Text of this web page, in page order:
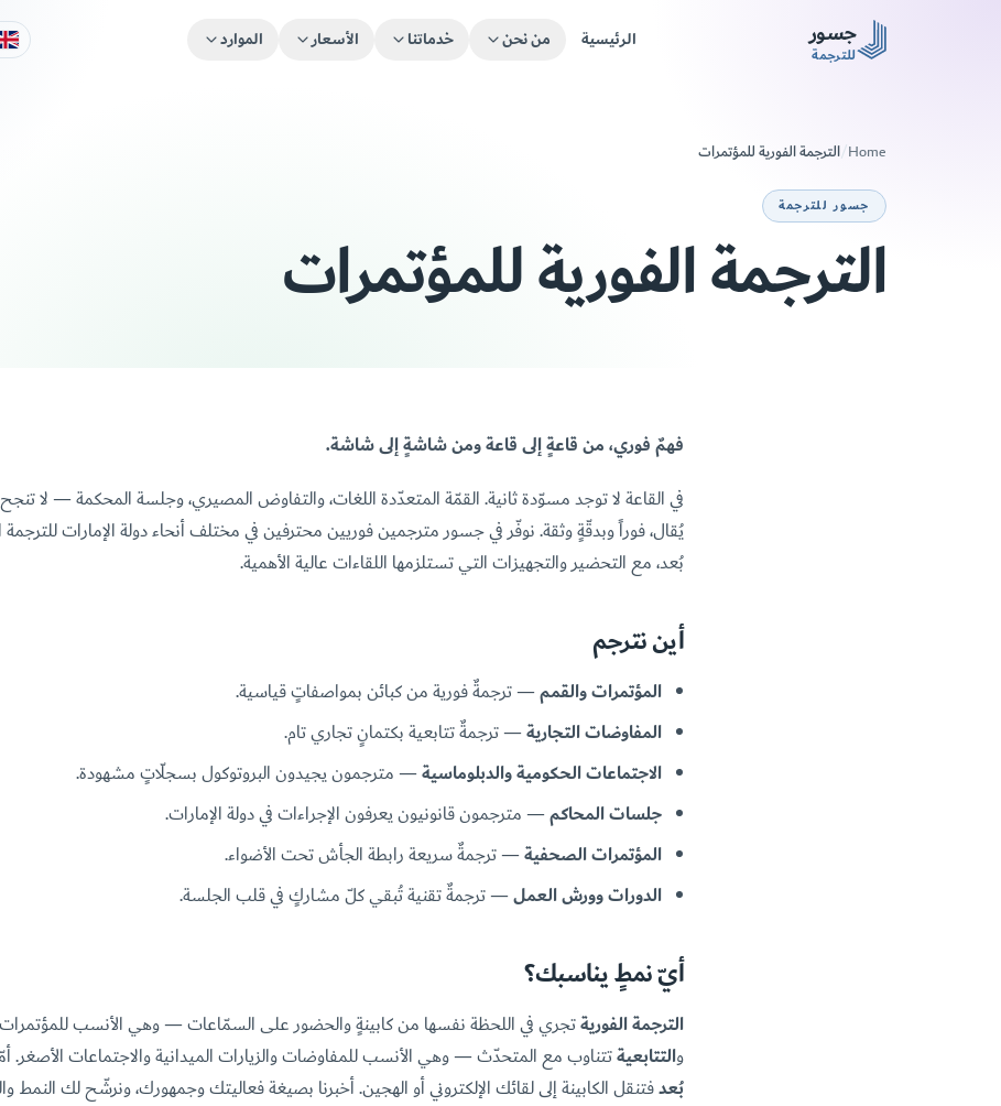
جسور
للترجمة
الرئيسية من نحن خدماتنا الأسعار الموارد
Home
/الترجمة الفورية للمؤتمرات
جسور للترجمة
الترجمة الفورية للمؤتمرات
فهمٌ فوري، من قاعةٍ إلى قاعة ومن شاشةٍ إلى شاشة.
في القاعة لا توجد مسوّدة ثانية. القمّة المتعدّدة اللغات، والتفاوض المصيري، وجلسة المحكمة — لا
يُقال، فوراً وبدقّةٍ وثقة. نوفّر في جسور مترجمين فوريين محترفين في مختلف أنحاء دولة الإمارات للترجمة
بُعد، مع التحضير والتجهيزات التي تستلزمها اللقاءات عالية الأهمية.
أين نترجم
المؤتمرات والقمم— ترجمةٌ فورية من كبائن بمواصفاتٍ قياسية.
المفاوضات التجارية— ترجمةٌ تتابعية بكتمانٍ تجاري تام.
الاجتماعات الحكومية والدبلوماسية— مترجمون يجيدون البروتوكول بسجلّاتٍ مشهودة.
جلسات المحاكم— مترجمون قانونيون يعرفون الإجراءات في دولة الإمارات.
المؤتمرات الصحفية— ترجمةٌ سريعة رابطة الجأش تحت الأضواء.
الدورات وورش العمل— ترجمةٌ تقنية تُبقي كلّ مشاركٍ في قلب الجلسة.
أيّ نمطٍ يناسبك؟
الترجمة الفوريةتجري في اللحظة نفسها من كابينةٍ والحضور على السمّاعات — وهي الأنسب للمؤتمرات
والتتابعيةتتناوب مع المتحدّث — وهي الأنسب للمفاوضات والزيارات الميدانية والاجتماعات الأصغر.
بُعدفتنقل الكابينة إلى لقائك الإلكتروني أو الهجين. أخبرنا بصيغة فعاليتك وجمهورك، ونرشّح لك النمط